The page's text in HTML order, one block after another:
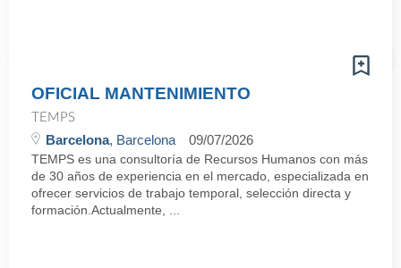
OFICIAL MANTENIMIENTO
TEMPS
Barcelona, Barcelona 09/07/2026
TEMPS es una consultoría de Recursos Humanos con más
de 30 años de experiencia en el mercado, especializada en
ofrecer servicios de trabajo temporal, selección directa y
formación.Actualmente, ...